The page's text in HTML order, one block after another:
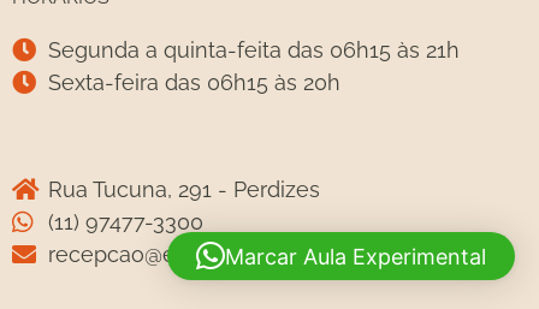
Segunda a quinta-feita das 06h15 às 21h
Sexta-feira das 06h15 às 20h
Rua Tucuna, 291 - Perdizes
(11) 97477-3300
recepcao@espacoefit.com.brMarcar Aula Experimental